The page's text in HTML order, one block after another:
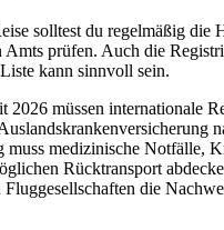
solltest du regelmäßig die
Amts prüfen. Auch die
kann sinnvoll sein.
2026 müssen internationale
muss medizinische Notfälle,
Rücktransport
die